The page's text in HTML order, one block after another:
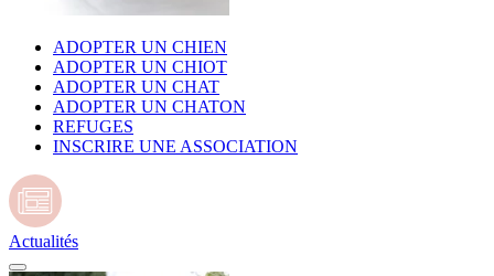
ADOPTER UN CHIEN
ADOPTER UN CHIOT
ADOPTER UN CHAT
ADOPTER UN CHATON
REFUGES
INSCRIRE UNE ASSOCIATION
Actualités